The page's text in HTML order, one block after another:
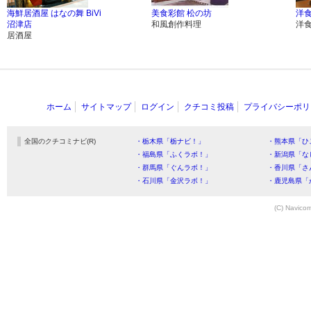
海鮮居酒屋 はなの舞 BiVi
沼津店
居酒屋
美食彩館 松の坊
和風創作料理
洋
洋
ホーム サイトマップ ログイン クチコミ投稿 プライバシーポ
全国のクチコミナビ(R) ・栃木県「栃ナビ！」
・熊本県「
・福島県「ふくラボ！」
・新潟県「
・群馬県「ぐんラボ！」
・香川県「
・石川県「金沢ラボ！」
・鹿児島県
(C)